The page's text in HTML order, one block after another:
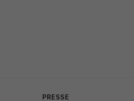
PRESSE